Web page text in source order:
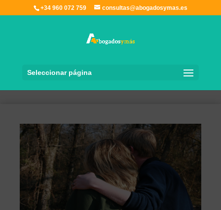
+34 960 072 759 consultas@abogadosymas.es
Seleccionar página